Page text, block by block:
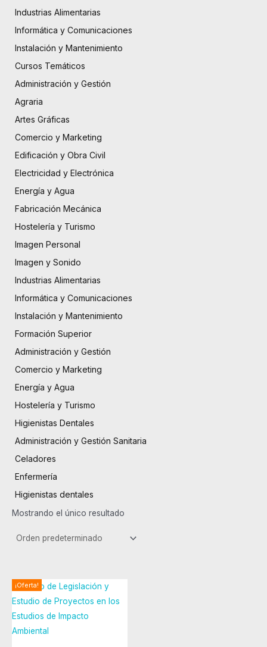
Industrias Alimentarias
Informática y Comunicaciones
Instalación y Mantenimiento
Cursos Temáticos
Administración y Gestión
Agraria
Artes Gráficas
Comercio y Marketing
Edificación y Obra Civil
Electricidad y Electrónica
Energía y Agua
Fabricación Mecánica
Hostelería y Turismo
Imagen Personal
Imagen y Sonido
Industrias Alimentarias
Informática y Comunicaciones
Instalación y Mantenimiento
Formación Superior
Administración y Gestión
Comercio y Marketing
Energía y Agua
Hostelería y Turismo
Higienistas Dentales
Administración y Gestión Sanitaria
Celadores
Enfermería
Higienistas dentales
Mostrando el único resultado
¡Oferta!
El
precio
original
era:
El
precio
actual